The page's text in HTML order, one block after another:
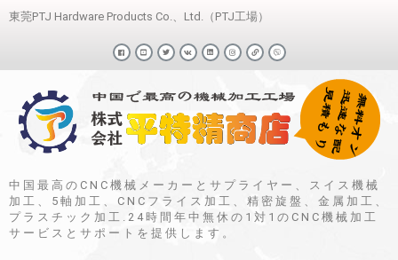
東莞PTJ Hardware Products Co.、Ltd.（PTJ工場）
中国最高のCNC機械メーカーとサプライヤー、スイス機械
加工、5軸加工、CNCフライス加工、精密旋盤、金属加工、
プラスチック加工.24時間年中無休の1対1のCNC機械加工
サービスとサポートを提供します。